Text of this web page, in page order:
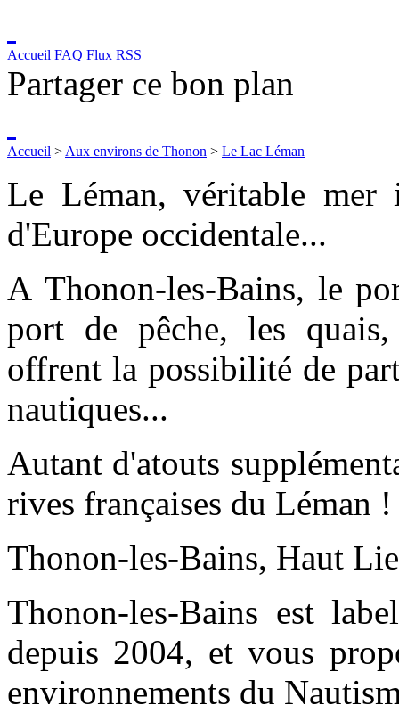
Accueil FAQ Flux RSS
Partager ce bon plan
Accueil > Aux environs de Thonon > Le Lac Léman
Le Léman, véritable mer
d'Europe occidentale...
A Thonon-les-Bains, le
port de pêche, les
offrent la possibilité de
nautiques...
Autant d'atouts
rives françaises du Léman !
Thonon-les-Bains, Haut
Thonon-les-Bains est
depuis 2004, et vous
environnements du